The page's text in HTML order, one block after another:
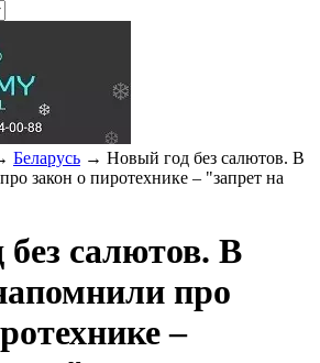
Беларусь → Новый год без салютов. В
закон о пиротехнике – "запрет на
салютов. В
про
–